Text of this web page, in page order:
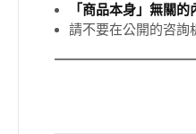
「商品本身」無關
請不要在公開的咨詢